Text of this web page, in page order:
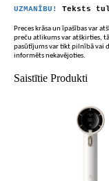
UZMANĪBU! Teksts
Preces krāsa un īpašības var
preču atlikums var atšķirties,
pasūtījums var tikt pilnībā vai
informēts nekavējoties.
Saistītie Produkti